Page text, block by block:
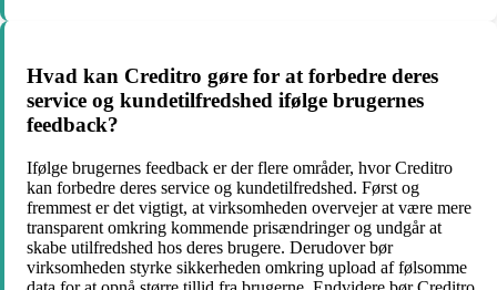
Hvad kan Creditro gøre for at forbedre deres
service og kundetilfredshed ifølge brugernes
feedback?
Ifølge brugernes feedback er der flere områder, hvor Creditro
kan forbedre deres service og kundetilfredshed. Først og
fremmest er det vigtigt, at virksomheden overvejer at være mere
transparent omkring kommende prisændringer og undgår at
skabe utilfredshed hos deres brugere. Derudover bør
virksomheden styrke sikkerheden omkring upload af følsomme